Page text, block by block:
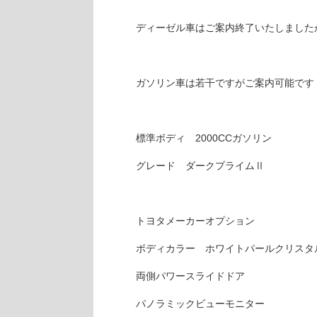
ディーゼル車はご案内終了いたしました
ガソリン車は若干ですがご案内可能です
標準ボディ 2000CCガソリン
グレード ダークプライムⅡ
トヨタメーカーオプション
ボディカラー ホワイトパールクリスタ
両側パワースライドドア
パノラミックビューモニター